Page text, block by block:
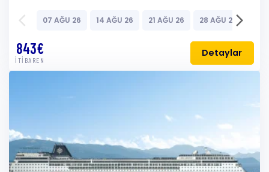
arrow_back_ios 07 AĞU 26 14 AĞU 26 21 AĞU 26 28 AĞU 26 arrow_forward_ios
843€
İTİBAREN
Detaylar